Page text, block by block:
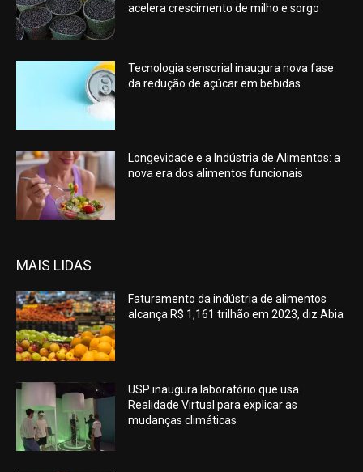
acelera crescimento de milho e sorgo
Tecnologia sensorial inaugura nova fase
da redução de açúcar em bebidas
Longevidade e a Indústria de Alimentos: a
nova era dos alimentos funcionais
MAIS LIDAS
Faturamento da indústria de alimentos
alcança R$ 1,161 trilhão em 2023, diz Abia
USP inaugura laboratório que usa
Realidade Virtual para explicar as
mudanças climáticas